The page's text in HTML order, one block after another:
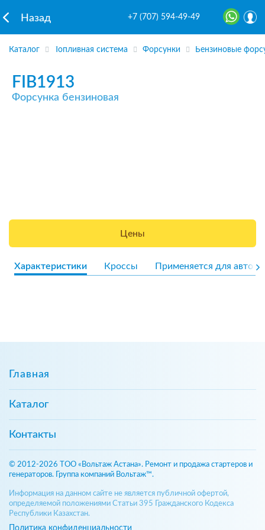
Назад +7 (707) 594-49-49
Каталог Топливная система Форсунки Бензиновые
FIB1913
Форсунка бензиновая
Цены
Характеристики Кроссы Применяется для авто
Главная
Каталог
Контакты
© 2012-2026 ТОО «Вольтаж Астана». Ремонт и продажа стартеров и
генераторов. Группа компаний Вольтаж™.
Информация на данном сайте не является публичной офертой,
определяемой положениями Статьи 395 Гражданского Кодекса
Республики Казахстан.
Политика конфиденциальности